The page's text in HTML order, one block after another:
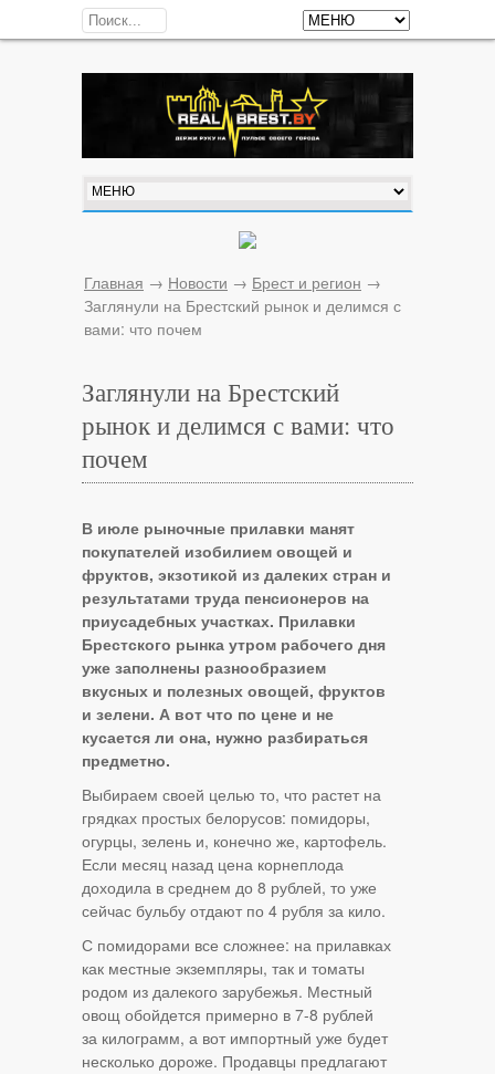
Главная → Новости → Брест и регион →
Заглянули на Брестский рынок и делимся с
вами: что почем
Заглянули на Брестский
рынок и делимся с вами: что
почем
В июле рыночные прилавки манят
покупателей изобилием овощей и
фруктов, экзотикой из далеких стран и
результатами труда пенсионеров на
приусадебных участках. Прилавки
Брестского рынка утром рабочего дня
уже заполнены разнообразием
вкусных и полезных овощей, фруктов
и зелени. А вот что по цене и не
кусается ли она, нужно разбираться
предметно.
Выбираем своей целью то, что растет на
грядках простых белорусов: помидоры,
огурцы, зелень и, конечно же, картофель.
Если месяц назад цена корнеплода
доходила в среднем до 8 рублей, то уже
сейчас бульбу отдают по 4 рубля за кило.
С помидорами все сложнее: на прилавках
как местные экземпляры, так и томаты
родом из далекого зарубежья. Местный
овощ обойдется примерно в 7-8 рублей
за килограмм, а вот импортный уже будет
несколько дороже. Продавцы предлагают